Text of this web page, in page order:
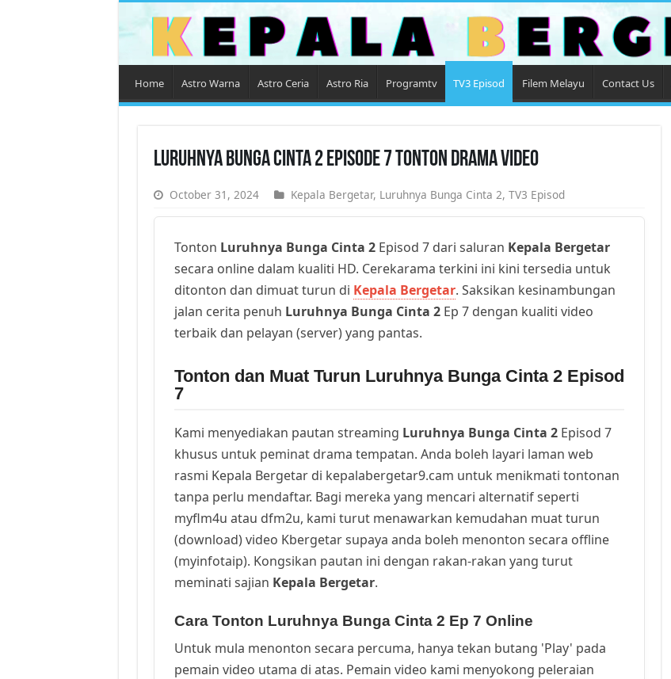
Home Astro Warna Astro Ceria Astro Ria Programtv TV3 Episod Filem Melayu Contact Us
Luruhnya Bunga Cinta 2 Episode 7 Tonton Drama Video
October 31, 2024 Kepala Bergetar, Luruhnya Bunga Cinta 2, TV3 Episod
Tonton Luruhnya Bunga Cinta 2Episod 7 dari saluran Kepala Bergetar
secara online dalam kualiti HD. Cerekarama terkini ini kini tersedia untuk
ditonton dan dimuat turun di Kepala Bergetar. Saksikan kesinambungan
jalan cerita penuh Luruhnya Bunga Cinta 2Ep 7 dengan kualiti video
terbaik dan pelayan (server) yang pantas.
Tonton dan Muat Turun Luruhnya Bunga Cinta 2 Episod
7
Kami menyediakan pautan streaming Luruhnya Bunga Cinta 2Episod 7
khusus untuk peminat drama tempatan. Anda boleh layari laman web
rasmi Kepala Bergetar di kepalabergetar9.cam untuk menikmati tontonan
tanpa perlu mendaftar. Bagi mereka yang mencari alternatif seperti
myflm4u atau dfm2u, kami turut menawarkan kemudahan muat turun
(download) video Kbergetar supaya anda boleh menonton secara offline
(myinfotaip). Kongsikan pautan ini dengan rakan-rakan yang turut
meminati sajian Kepala Bergetar.
Cara Tonton Luruhnya Bunga Cinta 2 Ep 7 Online
Untuk mula menonton secara percuma, hanya tekan butang 'Play' pada
pemain video utama di atas. Pemain video kami menyokong peleraian